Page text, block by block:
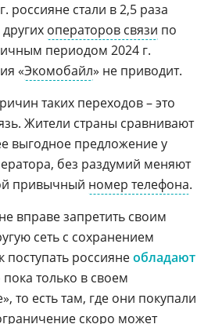
россияне стали в 2,5 раза
операторов связи по
периодом 2024 г.
«Экомобайл» не приводит.
таких переходов – это
Жители страны сравнивают
выгодное предложение у
без раздумий меняют
привычный номер телефона.
вправе запретить своим
сеть с сохранением
россиянеобладают
пока только в своем
то есть там, где они покупали
скоро может